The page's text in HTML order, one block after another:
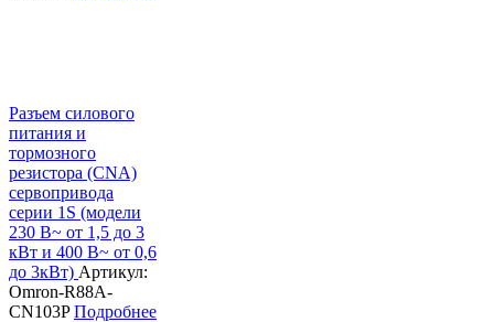
Разъем силового
питания и
тормозного
резистора (CNA)
сервопривода
серии 1S (модели
230 В~ от 1,5 до 3
кВт и 400 В~ от 0,6
до 3кВт) Артикул:
Omron-R88A-
CN103PПодробнее